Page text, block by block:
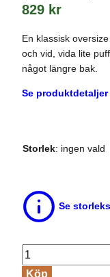
829 kr
En klassisk
och vid, vida lite
något längre bak.
Se
Storlek: ingen vald
Se
Skjorta
dam
Köp